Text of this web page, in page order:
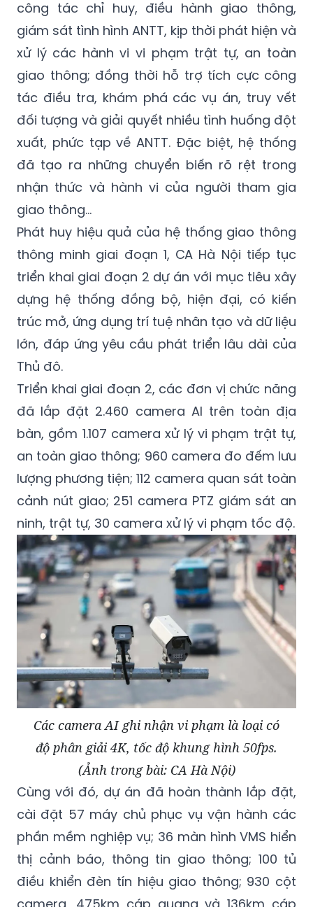
công tác chỉ huy, điều hành giao thông,
giám sát tình hình ANTT, kịp thời phát hiện và
xử lý các hành vi vi phạm trật tự, an toàn
giao thông; đồng thời hỗ trợ tích cực công
tác điều tra, khám phá các vụ án, truy vết
đối tượng và giải quyết nhiều tình huống đột
xuất, phức tạp về ANTT. Đặc biệt, hệ thống
đã tạo ra những chuyển biến rõ rệt trong
nhận thức và hành vi của người tham gia
giao thông…
Phát huy hiệu quả của hệ thống giao thông
thông minh giai đoạn 1, CA Hà Nội tiếp tục
triển khai giai đoạn 2 dự án với mục tiêu xây
dựng hệ thống đồng bộ, hiện đại, có kiến
trúc mở, ứng dụng trí tuệ nhân tạo và dữ liệu
lớn, đáp ứng yêu cầu phát triển lâu dài của
Thủ đô.
Triển khai giai đoạn 2, các đơn vị chức năng
đã lắp đặt 2.460 camera AI trên toàn địa
bàn, gồm 1.107 camera xử lý vi phạm trật tự,
an toàn giao thông; 960 camera đo đếm lưu
lượng phương tiện; 112 camera quan sát toàn
cảnh nút giao; 251 camera PTZ giám sát an
ninh, trật tự, 30 camera xử lý vi phạm tốc độ.
Các camera AI ghi nhận vi phạm là loại có
độ phân giải 4K, tốc độ khung hình 50fps.
(Ảnh trong bài: CA Hà Nội)
Cùng với đó, dự án đã hoàn thành lắp đặt,
cài đặt 57 máy chủ phục vụ vận hành các
phần mềm nghiệp vụ; 36 màn hình VMS hiển
thị cảnh báo, thông tin giao thông; 100 tủ
điều khiển đèn tín hiệu giao thông; 930 cột